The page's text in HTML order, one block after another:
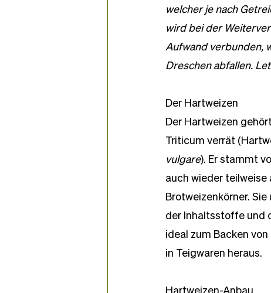
welcher je nach
wird bei der
Aufwand verbunden,
Dreschen abfallen.
Der Hartweizen
Der Hartweizen
Triticum verrät
vulgare). Er stammt
auch wieder
Brotweizenkörner.
der Inhaltsstoffe und
ideal zum Backen
in Teigwaren heraus.
Hartweizen-Anbau